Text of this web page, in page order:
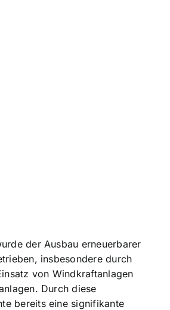
der Ausbau erneuerbarer
insbesondere durch
von Windkraftanlagen
Durch diese
bereits eine signifikante